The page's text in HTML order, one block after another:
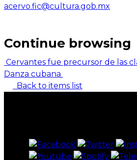
acervo.fic@cultura.gob.mx
Continue browsing
Cervantes fue precursor de las
Danza cubana
Back to items list